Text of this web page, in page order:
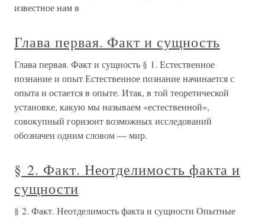
известное нам в
Глава первая. Факт и сущность
Глава первая. Факт и сущность § 1. Естественное
познание и опыт Естественное познание начинается с
опыта и остается в опыте. Итак, в той теоретической
установке, какую мы называем «естественной»,
совокупный горизонт возможных исследований
обозначен одним словом — мир.
§ 2. Факт. Неотделимость факта и
сущности
§ 2. Факт. Неотделимость факта и сущности Опытные